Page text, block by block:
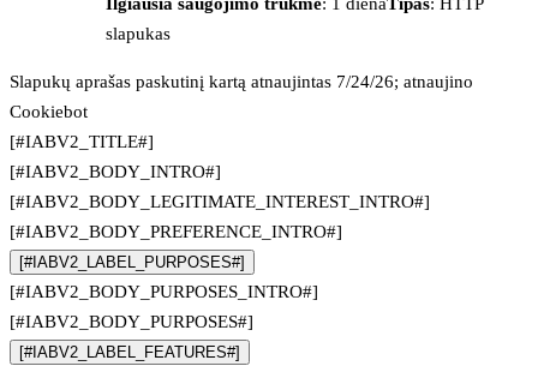
slapukas
Slapukų aprašas paskutinį kartą atnaujintas 7/24/26; atnaujino
Cookiebot
[#IABV2_TITLE#]
[#IABV2_BODY_INTRO#]
[#IABV2_BODY_LEGITIMATE_INTEREST_INTRO#]
[#IABV2_BODY_PREFERENCE_INTRO#]
[#IABV2_LABEL_PURPOSES#]
[#IABV2_BODY_PURPOSES_INTRO#]
[#IABV2_BODY_PURPOSES#]
[#IABV2_LABEL_FEATURES#]